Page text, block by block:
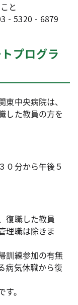
と
プログラ
中央病院は、
した教員の方を
０分から午後５
復職した教員
理職は除きま
訓練参加の有無
病気休職から復
。